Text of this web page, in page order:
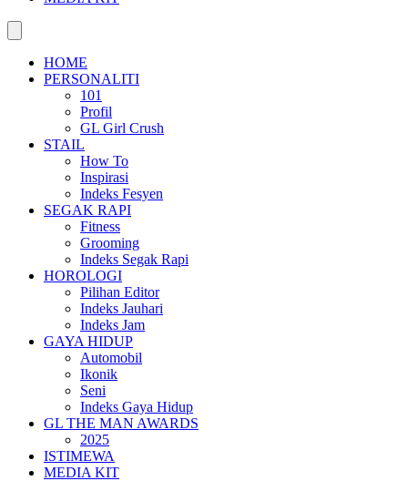
HOME
PERSONALITI
101
Profil
GL Girl Crush
STAIL
How To
Inspirasi
Indeks Fesyen
SEGAK RAPI
Fitness
Grooming
Indeks Segak Rapi
HOROLOGI
Pilihan Editor
Indeks Jauhari
Indeks Jam
GAYA HIDUP
Automobil
Ikonik
Seni
Indeks Gaya Hidup
GL THE MAN AWARDS
2025
ISTIMEWA
MEDIA KIT